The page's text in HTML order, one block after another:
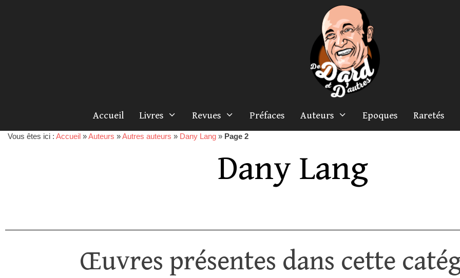
Accueil Livres Revues Préfaces Auteurs Epoques Raretés
Vous êtes ici : Accueil »Auteurs »Autres auteurs » Dany Lang » Page 2
Dany Lang
Œuvres présentes dans cette